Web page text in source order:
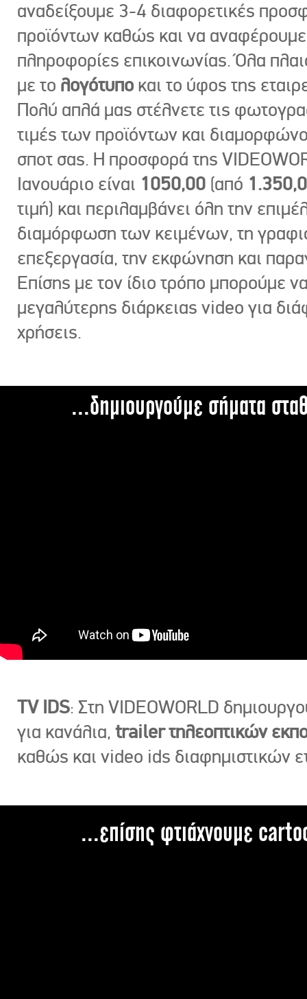
αναδείξουμε 3-4 διαφορετικές
προϊόντων καθώς και να
πληροφορίες επικοινωνίας. Όλα
με το λογότυπο και το ύφος της
Πολύ απλά μας στέλνετε τις
τιμές των προϊόντων και
σποτ σας. Η προσφορά της
Ιανουάριο είναι 1050,00 (από
τιμή) και περιλαμβάνει όλη την
διαμόρφωση των κειμένων, τη
επεξεργασία, την εκφώνηση και
Επίσης με τον ίδιο τρόπο μπορούμε
μεγαλύτερης διάρκειας video για
χρήσεις.
...δημιουργούμε σήματα
TV IDS: Στη VIDEOWORLD
για κανάλια, trailer τηλεοπτικών
καθώς και video ids διαφημιστικών
...επίσης φτιάχνουμε